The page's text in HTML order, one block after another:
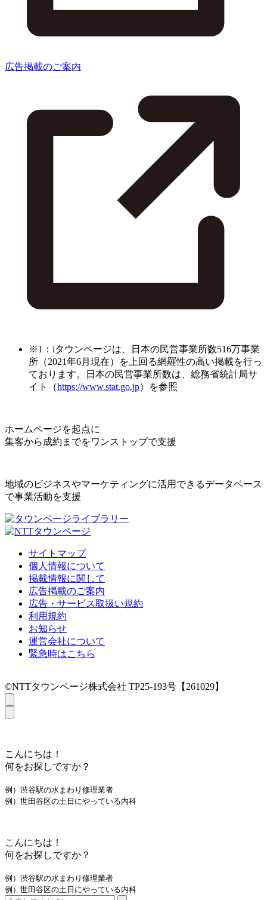
広告掲載のご案内
※1：iタウンページは、日本の民営事業所数516万事業
所（2021年6月現在）を上回る網羅性の高い掲載を行っ
ております。日本の民営事業所数は、総務省統計局サ
イト（https://www.stat.go.jp）を参照
ホームページを起点に
集客から成約までをワンストップで支援
地域のビジネスやマーケティングに活用できるデータベース
で事業活動を支援
サイトマップ
個人情報について
掲載情報に関して
広告掲載のご案内
広告・サービス取扱い規約
利用規約
お知らせ
運営会社について
緊急時はこちら
©NTTタウンページ株式会社 TP25-193号【261029】
こんにちは！
何をお探しですか？
例）渋谷駅の水まわり修理業者
例）世田谷区の土日にやっている内科
こんにちは！
何をお探しですか？
例）渋谷駅の水まわり修理業者
例）世田谷区の土日にやっている内科